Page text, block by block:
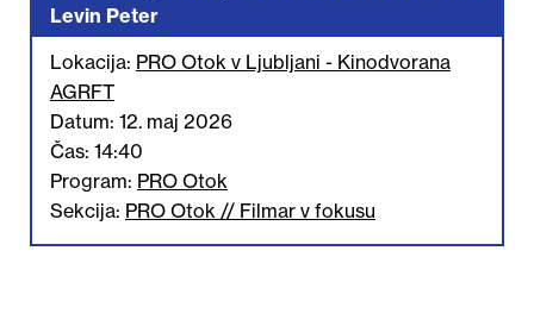
Levin Peter
Lokacija: PRO Otok v Ljubljani - Kinodvorana
AGRFT
Datum: 12. maj 2026
Čas: 14:40
Program: PRO Otok
Sekcija: PRO Otok // Filmar v fokusu